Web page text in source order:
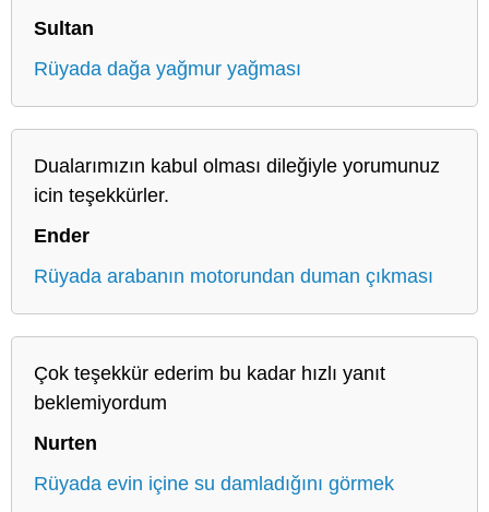
Sultan
Rüyada dağa yağmur yağması
Dualarımızın kabul olması dileğiyle yorumunuz
icin teşekkürler.
Ender
Rüyada arabanın motorundan duman çıkması
Çok teşekkür ederim bu kadar hızlı yanıt
beklemiyordum
Nurten
Rüyada evin içine su damladığını görmek